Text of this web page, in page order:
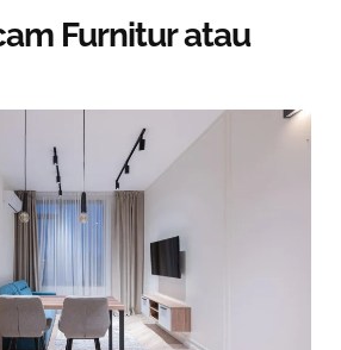
Furnitur atau